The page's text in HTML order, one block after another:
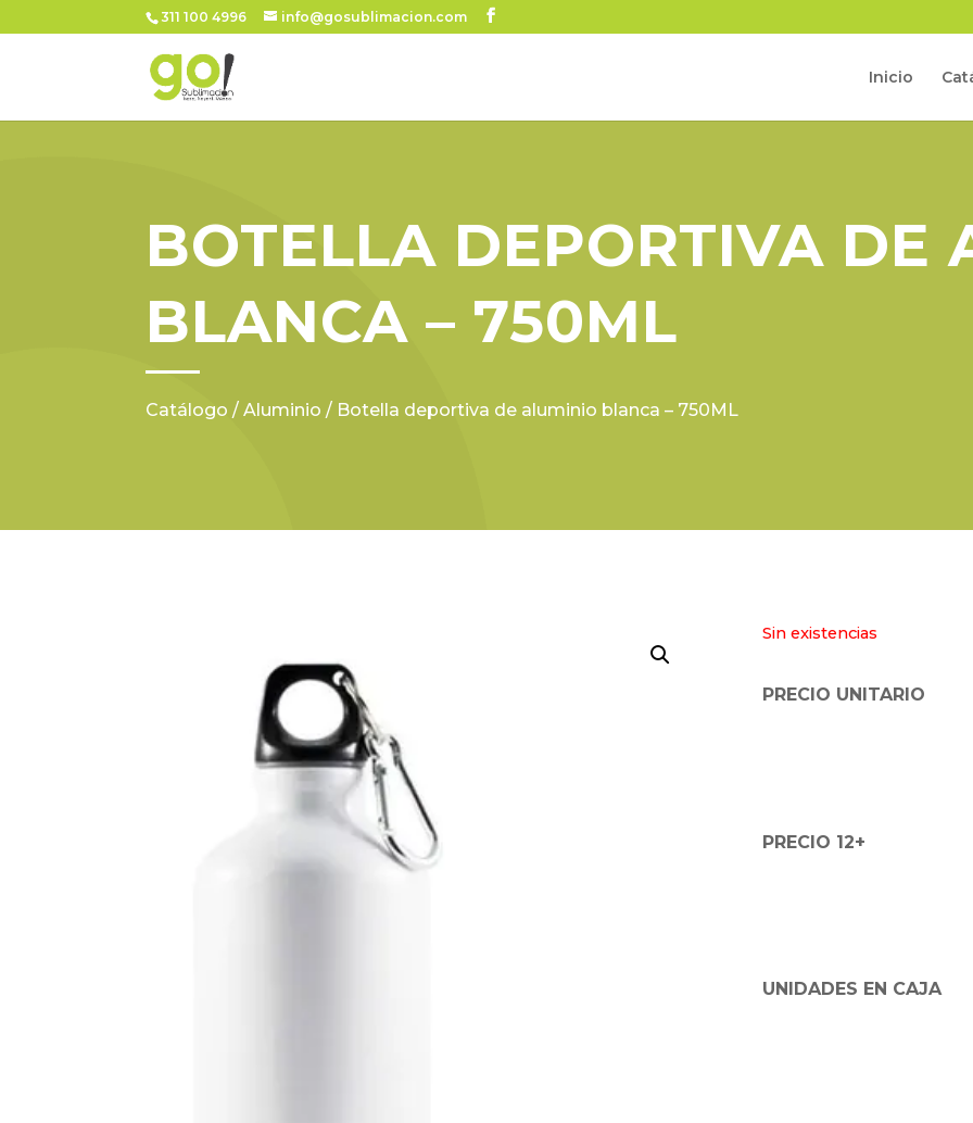
311 100 4996 info@gosublimacion.com
Inicio
BOTELLA DEPORTIVA DE
BLANCA – 750ML
Catálogo /Aluminio / Botella deportiva de aluminio blanca – 750ML
Sin existencias
PRECIO UNITARIO
PRECIO 12+
UNIDADES EN CAJA